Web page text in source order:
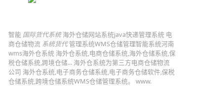
智能 国际货代系统海外仓储网站系统java快递管理系统 电
商仓储物流 系统货代管理系统WMS仓储管理智能系统河南
wms海外仓系统 海外仓系统,电商仓储系统,海外仓储系统,保
税仓储系统,跨境仓储... 海外仓系统为第三方电商仓储物流
公司 海外仓系统,电子商务仓储系统,电子商务仓储软件,保税
仓储系统,跨境仓储系统WMS仓储管理系统。 www.